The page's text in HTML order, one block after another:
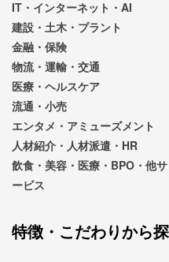
IT・インターネット・AI
建設・土木・プラント
金融・保険
物流・運輸・交通
医療・ヘルスケア
流通・小売
エンタメ・アミューズメント
人材紹介・人材派遣・HR
飲食・美容・医療・BPO・他サ
ービス
特徴・こだわりから